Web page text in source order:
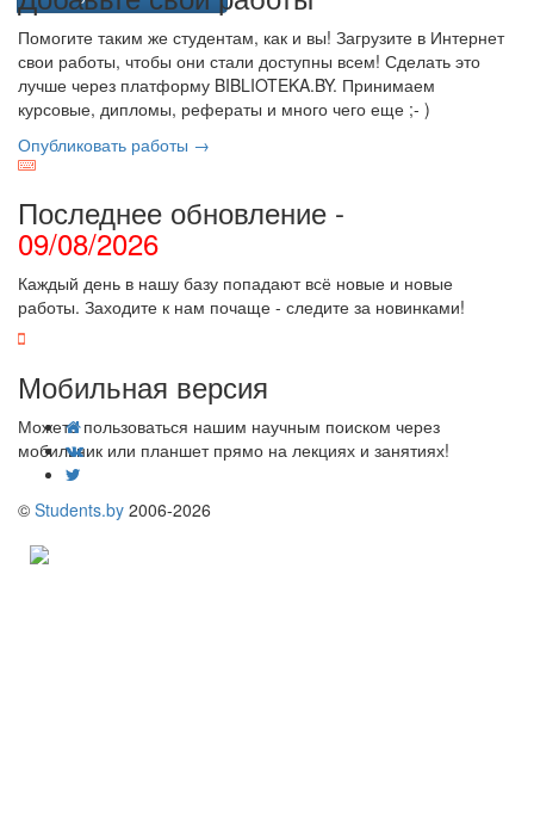
Помогите таким же студентам, как и вы! Загрузите в Интернет
свои работы, чтобы они стали доступны всем! Сделать это
лучше через платформу BIBLIOTEKA.BY. Принимаем
курсовые, дипломы, рефераты и много чего еще ;- )
Опубликовать работы →
Последнее обновление -
09/08/2026
Каждый день в нашу базу попадают всё новые и новые
работы. Заходите к нам почаще - следите за новинками!
Мобильная версия
Можете пользоваться нашим научным поиском через
мобильник или планшет прямо на лекциях и занятиях!
© Students.by 2006-2026